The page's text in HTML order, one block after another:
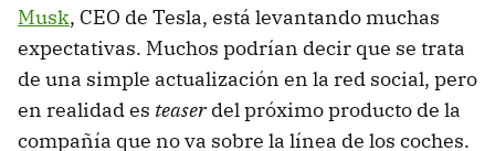
Musk, CEO de Tesla, está levantando muchas
expectativas. Muchos podrían decir que se trata
de una simple actualización en la red social, pero
en realidad es teaserdel próximo producto de la
compañía que no va sobre la línea de los coches.